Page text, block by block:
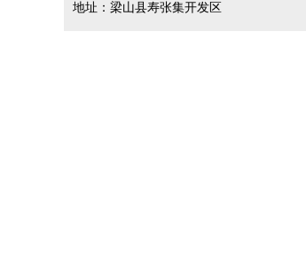
地址：梁山县寿张集开发区